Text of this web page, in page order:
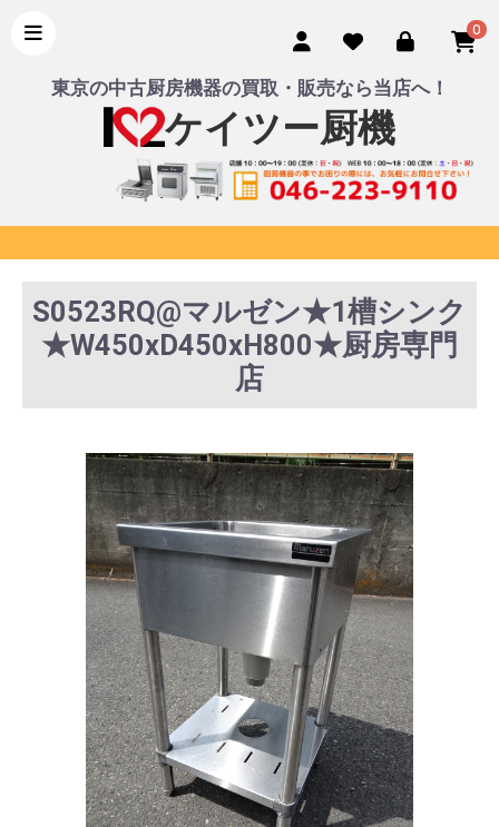
0
東京の中古厨房機器の買取・販売なら当店へ！
ケイツー厨機
S0523RQ@マルゼン★1槽シンク
★W450xD450xH800★厨房専門
店